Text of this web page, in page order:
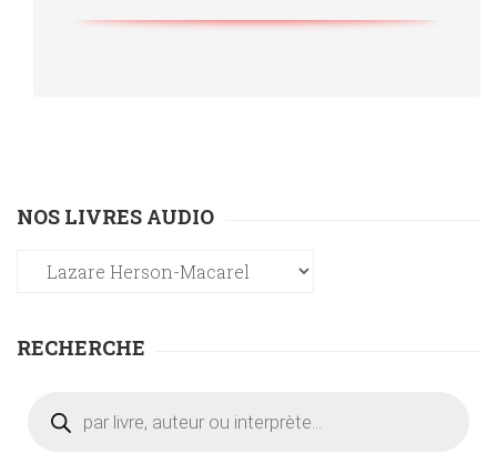
NOS LIVRES AUDIO
RECHERCHE
produits